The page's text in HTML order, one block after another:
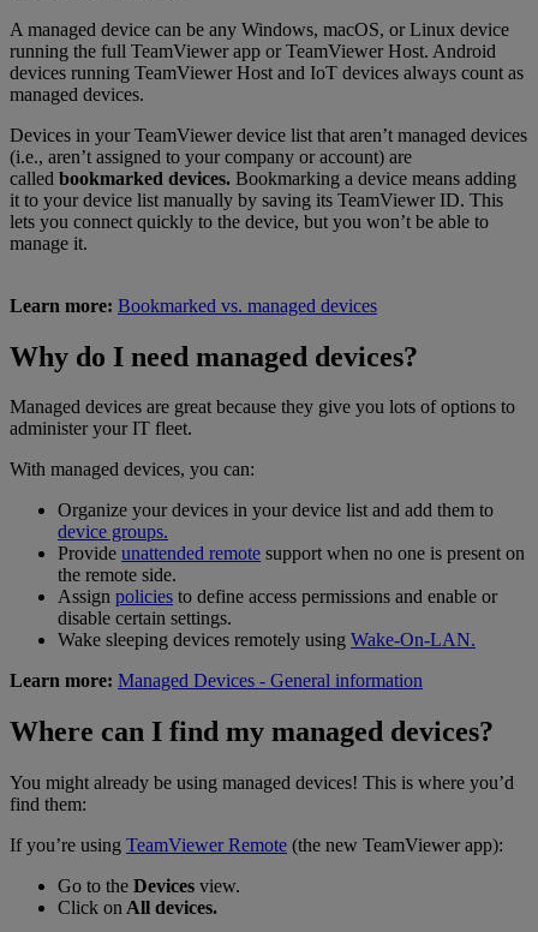
A managed device can be any Windows, macOS, or Linux device
running the full TeamViewer app or TeamViewer Host. Android
devices running TeamViewer Host and IoT devices always count as
managed devices.
Devices in your TeamViewer device list that aren’t managed devices
(i.e., aren’t assigned to your company or account) are
called bookmarked devices. Bookmarking a device means adding
it to your device list manually by saving its TeamViewer ID. This
lets you connect quickly to the device, but you won’t be able to
manage it.
Learn more: Bookmarked vs. managed devices
Why do I need managed devices?
Managed devices are great because they give you lots of options to
administer your IT fleet.
With managed devices, you can:
Organize your devices in your device list and add them to
device groups.
Provide unattended remote support when no one is present on
the remote side.
Assign policies to define access permissions and enable or
disable certain settings.
Wake sleeping devices remotely using Wake-On-LAN.
Learn more: Managed Devices - General information
Where can I find my managed devices?
You might already be using managed devices! This is where you’d
find them:
If you’re using TeamViewer Remote (the new TeamViewer app):
Go to the Devices view.
Click on All devices.